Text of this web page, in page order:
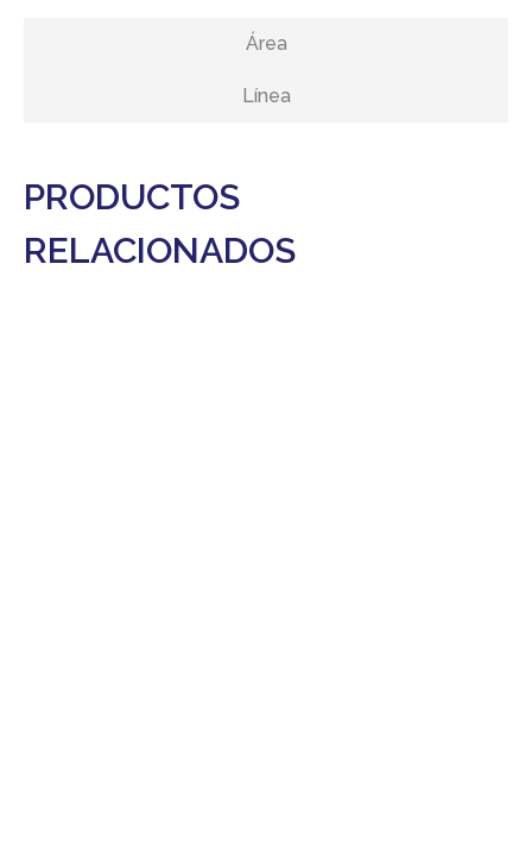
Área
Línea
PRODUCTOS
RELACIONADOS